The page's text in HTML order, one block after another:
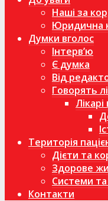
Наші за
Юридична
Думки вголос
Інтерв’ю
Є думка
Від
Говорять
Територія
Дієти та
Здорове
Системи
Контакти